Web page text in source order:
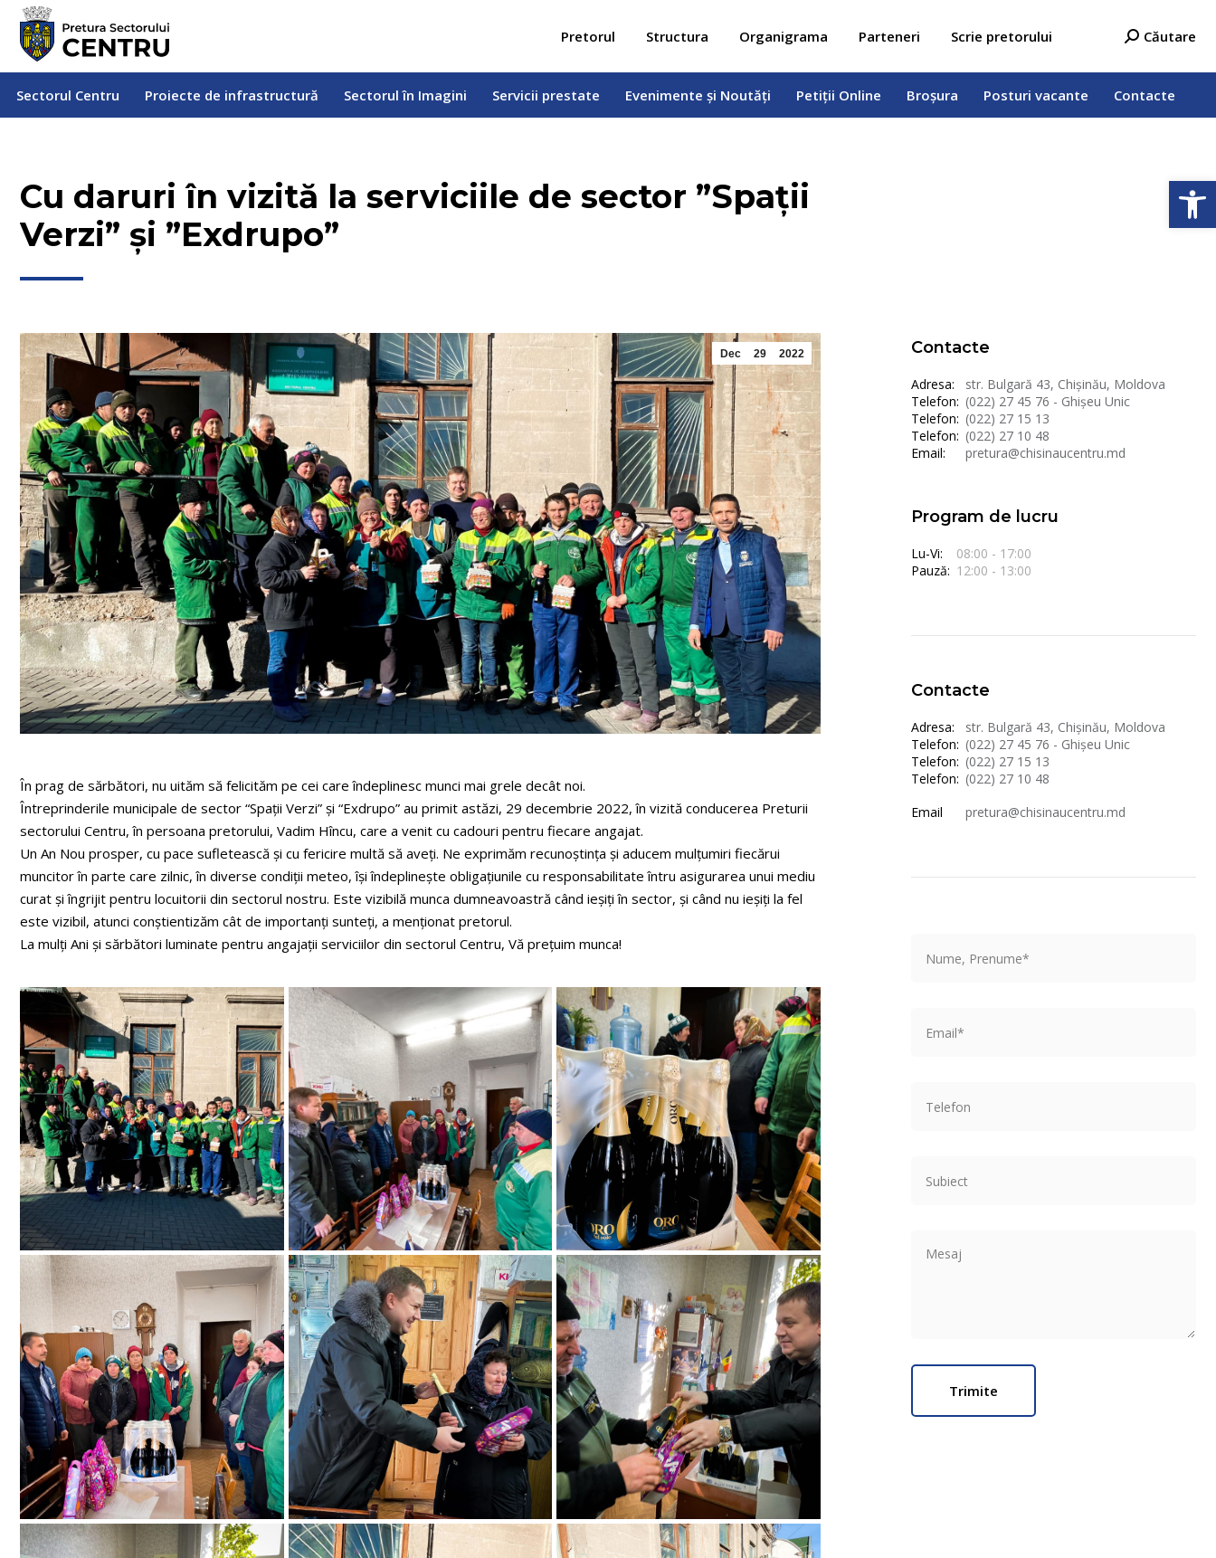
Pretorul Structura Organigrama Parteneri Scrie pretorului Search:
Căutare
Sectorul Centru Proiecte de infrastructură Sectorul în Imagini Servicii prestate Evenimente și Noutăți Petiții Online Broșura Posturi vacante Contacte
Cu daruri în vizită la serviciile de sector ”Spații
Verzi” și ”Exdrupo”
Dec 29 2022
În prag de sărbători, nu uităm să felicităm pe cei care îndeplinesc munci mai grele decât noi.
Întreprinderile municipale de sector “Spații Verzi” și “Exdrupo” au primit astăzi, 29 decembrie 2022, în vizită conducerea Preturii
sectorului Centru, în persoana pretorului, Vadim Hîncu, care a venit cu cadouri pentru fiecare angajat.
Un An Nou prosper, cu pace sufletească și cu fericire multă să aveți. Ne exprimăm recunoștința și aducem mulțumiri fiecărui
muncitor în parte care zilnic, în diverse condiții meteo, își îndeplinește obligațiunile cu responsabilitate întru asigurarea unui mediu
curat și îngrijit pentru locuitorii din sectorul nostru. Este vizibilă munca dumneavoastră când ieșiți în sector, și când nu ieșiți la fel
este vizibil, atunci conștientizăm cât de importanți sunteți, a menționat pretorul.
La mulți Ani și sărbători luminate pentru angajații serviciilor din sectorul Centru, Vă prețuim munca!
Contacte
Adresa:
str. Bulgară 43, Chișinău, Moldova
Telefon: (022) 27 45 76 - Ghișeu Unic
Telefon: (022) 27 15 13
Telefon: (022) 27 10 48
Email:
pretura@chisinaucentru.md
Program de lucru
Lu-Vi:
08:00 - 17:00
Pauză: 12:00 - 13:00
Contacte
Adresa:
str. Bulgară 43, Chișinău, Moldova
Telefon: (022) 27 45 76 - Ghișeu Unic
Telefon: (022) 27 15 13
Telefon: (022) 27 10 48
Email
pretura@chisinaucentru.md
Sectorul Centru Proiecte de infrastructură Servicii prestate Evenimente și Noutăți Petiții Online Broșura Posturi vacante Contacte